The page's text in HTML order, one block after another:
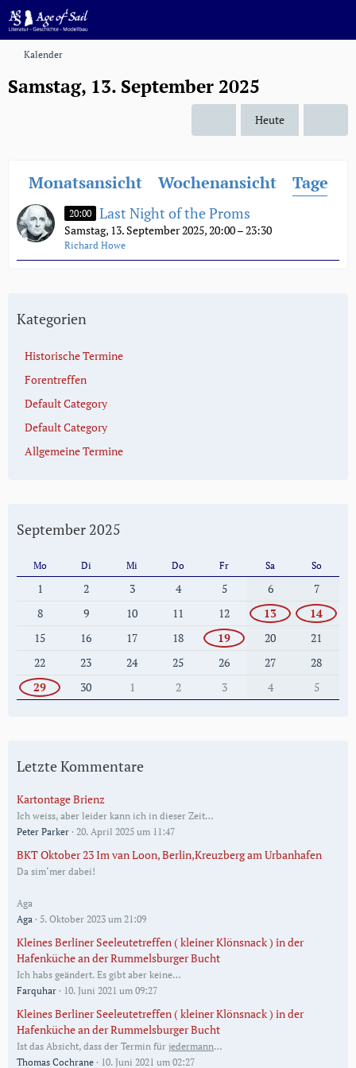
Kalender
Samstag, 13. September 2025
Heute
Monatsansicht Wochenansicht
20:00 Last Night of the Proms
Samstag, 13. September 2025, 20:00 – 23:30
Richard Howe
Kategorien
Historische Termine
Forentreffen
Default Category
Default Category
Allgemeine Termine
September 2025
Mo Di Mi Do Fr Sa So
1 2 3 4 5 6
7
8
9 10 11 12 13
14
15
16 17 18 19 20
21
22
23 24 25 26 27
28
29
30 1 2 3 4 5
Letzte Kommentare
Kartontage Brienz
Ich weiss, aber leider kann ich in dieser Zeit…
Peter Parker 20. April 2025 um 11:47
BKT Oktober 23 Im van Loon, Berlin,Kreuzberg am Urbanhafen
Da sim‘mer dabei!
Aga
Aga
5. Oktober 2023 um 21:09
Kleines Berliner Seeleutetreffen ( kleiner Klönsnack ) in der
Hafenküche an der Rummelsburger Bucht
Ich habs geändert. Es gibt aber keine…
Farquhar
10. Juni 2021 um 09:27
Kleines Berliner Seeleutetreffen ( kleiner Klönsnack ) in der
Hafenküche an der Rummelsburger Bucht
Ist das Absicht, dass der Termin für jedermann…
Thomas Cochrane
10. Juni 2021 um 02:27